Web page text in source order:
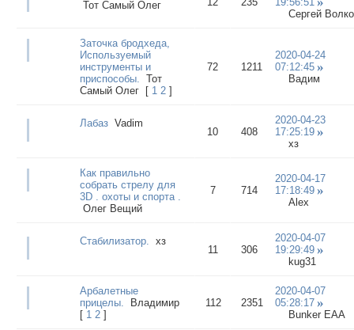
Тот Самый Олег
Сергей
Заточка бродхеда,
Используемый
инструменты и
приспособы. Тот
Самый Олег
[ 1 2 ]
72 1211
2020-04-24
07:12:45
Вадим
Лабаз Vadim
10 408
2020-04-23
17:25:19
хз
Как правильно
собрать стрелу для
3D . охоты и спорта .
Олег Вещий
7 714
2020-04-17
17:18:49
Alex
Стабилизатор. хз
11 306
2020-04-07
19:29:49
kug31
Арбалетные
прицелы.
Владимир
[ 1 2 ]
112 2351
2020-04-07
05:28:17
Bunker EAA